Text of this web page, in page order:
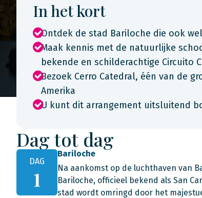
In het kort
Ontdek de stad Bariloche die ook
Maak kennis met de natuurlijke
bekende en schilderachtige Circuito
Bezoek Cerro Catedral, één van de
Amerika
U kunt dit arrangement uitsluitend
Dag tot dag
DAG
1
Bariloche
Na aankomst op de luchthaven van
Bariloche, officieel bekend als San
stad wordt omringd door het